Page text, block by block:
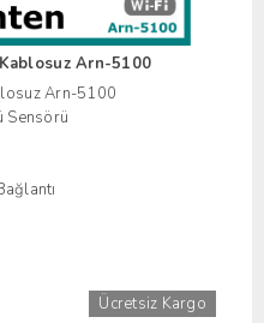
Arn-5100
Arn-5100
Sensörü
Ücretsiz Kargo